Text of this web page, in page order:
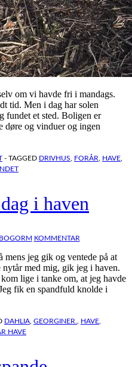
om vi havde fri i mandags.
tid. Men i dag har solen
fundet et sted. Boligen er
døre og vinduer og ingen
- TAGGED DRIVHUS FORÅR HAVE
i haven
KOMMENTAR
mens jeg gik og ventede på at
med mig, gik jeg i haven.
lige i tanke om, at jeg havde
fik en spandfuld knolde i
DAHLIA GEORGINER. HAVE
HAVE